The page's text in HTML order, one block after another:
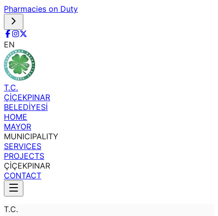
Pharmacies on Duty
EN
T.C.
ÇİÇEKPINAR
BELEDİYESİ
HOME
MAYOR
MUNICIPALITY
SERVICES
PROJECTS
ÇİÇEKPINAR
CONTACT
T.C.